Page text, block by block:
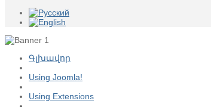
Գլխավոր
Using Joomla!
Using Extensions